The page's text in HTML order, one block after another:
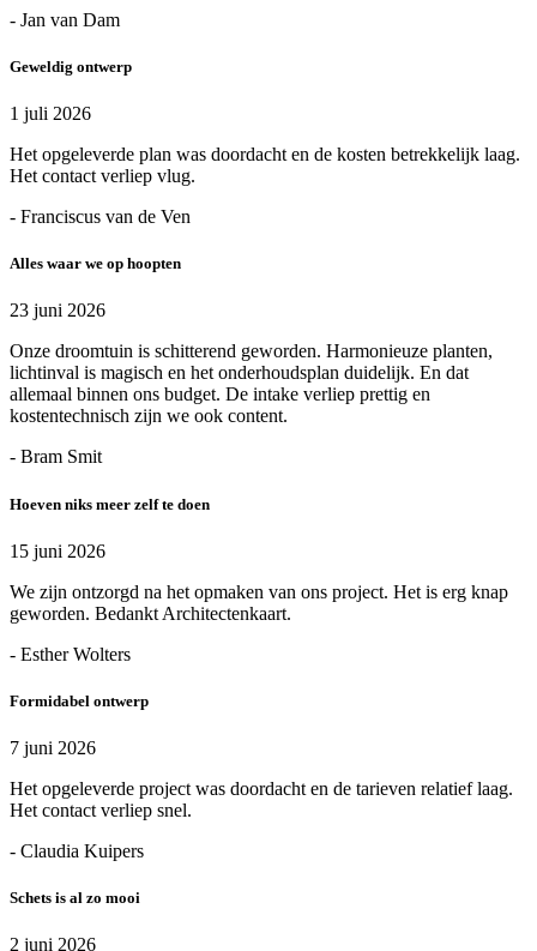
- Jan van Dam
Geweldig ontwerp
1 juli 2026
Het opgeleverde plan was doordacht en de kosten betrekkelijk laag.
Het contact verliep vlug.
- Franciscus van de Ven
Alles waar we op hoopten
23 juni 2026
Onze droomtuin is schitterend geworden. Harmonieuze planten,
lichtinval is magisch en het onderhoudsplan duidelijk. En dat
allemaal binnen ons budget. De intake verliep prettig en
kostentechnisch zijn we ook content.
- Bram Smit
Hoeven niks meer zelf te doen
15 juni 2026
We zijn ontzorgd na het opmaken van ons project. Het is erg knap
geworden. Bedankt Architectenkaart.
- Esther Wolters
Formidabel ontwerp
7 juni 2026
Het opgeleverde project was doordacht en de tarieven relatief laag.
Het contact verliep snel.
- Claudia Kuipers
Schets is al zo mooi
2 juni 2026